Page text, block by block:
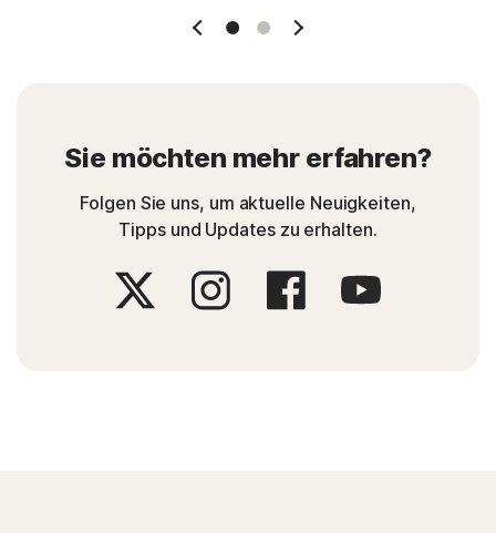
1 Slide2 Slide
Sie möchten mehr erfahren?
Folgen Sie uns, um aktuelle Neuigkeiten,
Tipps und Updates zu erhalten.